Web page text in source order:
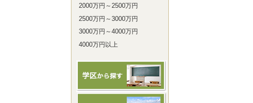
2000万円～2500万円
2500万円～3000万円
3000万円～4000万円
4000万円以上